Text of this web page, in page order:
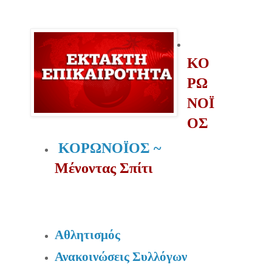
ΚΟ
ΡΩ
ΝΟΪ
ΟΣ
ΚΟΡΩΝΟΪΟΣ ~
Μένοντας Σπίτι
Αθλητισμός
Ανακοινώσεις Συλλόγων